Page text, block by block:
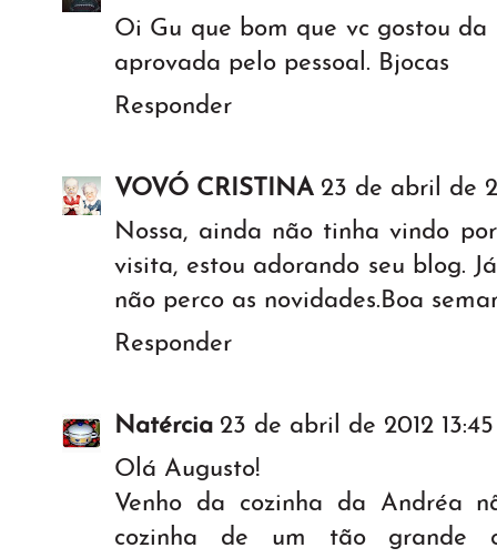
Oi Gu que bom que vc gostou
aprovada pelo pessoal. Bjocas
Responder
VOVÓ CRISTINA 23 de abril de
Nossa, ainda não tinha vindo
visita, estou adorando seu blog.
não perco as novidades.Boa
Responder
Natércia 23 de abril de 2012 13:45
Olá Augusto!
Venho da cozinha da Andréa
cozinha de um tão grande